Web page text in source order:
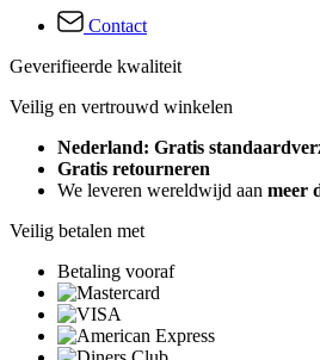
Contact
Geverifieerde kwaliteit
Veilig en vertrouwd winkelen
Nederland: Gratis
Gratis retourneren
We leveren wereldwijd aan meer
Veilig betalen met
Betaling vooraf